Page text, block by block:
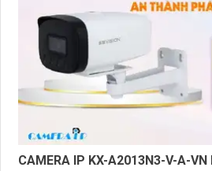
CAMERA IP KX-A2013N3-V-A-VN